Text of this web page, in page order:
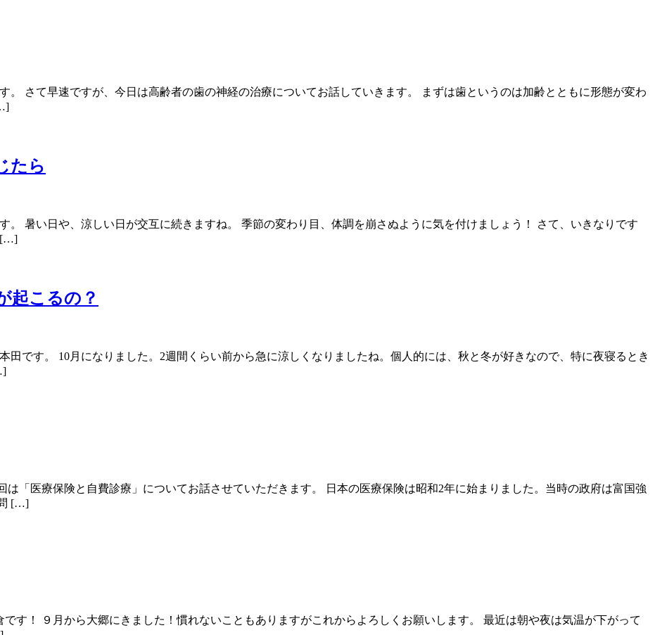
。 さて早速ですが、今日は高齢者の歯の神経の治療についてお話していきます。 まずは歯というのは加齢とともに形態が変わ
たら
。 暑い日や、涼しい日が交互に続きますね。 季節の変わり目、体調を崩さぬように気を付けましょう！ さて、いきなりです
[…]
起こるの？
田です。 10月になりました。2週間くらい前から急に涼しくなりましたね。個人的には、秋と冬が好きなので、特に夜寝るとき
「医療保険と自費診療」についてお話させていただきます。 日本の医療保険は昭和2年に始まりました。当時の政府は富国強
[…]
す！ ９月から大郷にきました！慣れないこともありますがこれからよろしくお願いします。 最近は朝や夜は気温が下がって